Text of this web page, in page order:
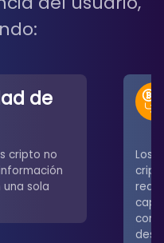
de
cripto no
sola
Los